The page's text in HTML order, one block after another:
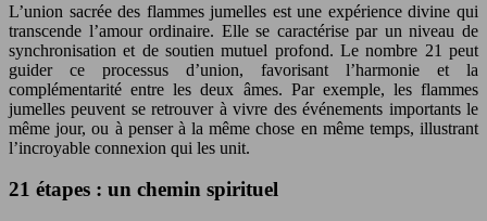
L’union sacrée des flammes jumelles est une expérience divine qui
transcende l’amour ordinaire. Elle se caractérise par un niveau de
synchronisation et de soutien mutuel profond. Le nombre 21 peut
guider ce processus d’union, favorisant l’harmonie et la
complémentarité entre les deux âmes. Par exemple, les flammes
jumelles peuvent se retrouver à vivre des événements importants le
même jour, ou à penser à la même chose en même temps, illustrant
l’incroyable connexion qui les unit.
21 étapes : un chemin spirituel